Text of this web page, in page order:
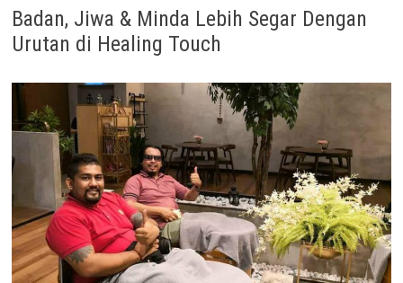
Badan, Jiwa & Minda Lebih Segar Dengan
Urutan di Healing Touch